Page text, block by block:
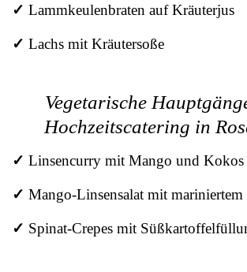
✓ Lammkeulenbraten auf Kräuterjus
✓ Lachs mit Kräutersoße
Vegetarische
Hochzeitscatering in
✓ Linsencurry mit Mango und Kokos
✓ Mango-Linsensalat mit mariniertem
✓ Spinat-Crepes mit